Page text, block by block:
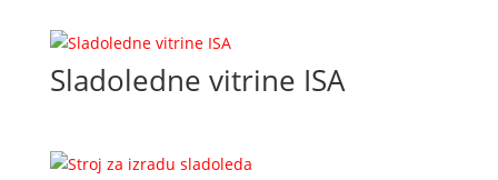
Sladoledne vitrine ISA